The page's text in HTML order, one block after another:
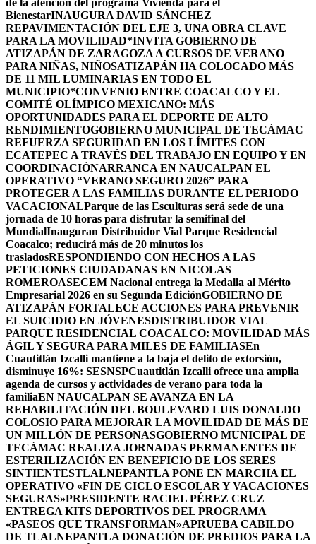
de la atención del programa Vivienda para el
BienestarINAUGURA DAVID SÁNCHEZ
REPAVIMENTACIÓN DEL EJE 3, UNA OBRA CLAVE
PARA LA MOVILIDAD*INVITA GOBIERNO DE
ATIZAPÁN DE ZARAGOZA A CURSOS DE VERANO
PARA NIÑAS, NIÑOSATIZAPÁN HA COLOCADO MÁS
DE 11 MIL LUMINARIAS EN TODO EL
MUNICIPIO*CONVENIO ENTRE COACALCO Y EL
COMITÉ OLÍMPICO MEXICANO: MÁS
OPORTUNIDADES PARA EL DEPORTE DE ALTO
RENDIMIENTOGOBIERNO MUNICIPAL DE TECÁMAC
REFUERZA SEGURIDAD EN LOS LÍMITES CON
ECATEPEC A TRAVÉS DEL TRABAJO EN EQUIPO Y EN
COORDINACIÓNARRANCA EN NAUCALPAN EL
OPERATIVO “VERANO SEGURO 2026” PARA
PROTEGER A LAS FAMILIAS DURANTE EL PERIODO
VACACIONALParque de las Esculturas será sede de una
jornada de 10 horas para disfrutar la semifinal del
MundialInauguran Distribuidor Vial Parque Residencial
Coacalco; reducirá más de 20 minutos los
trasladosRESPONDIENDO CON HECHOS A LAS
PETICIONES CIUDADANAS EN NICOLAS
ROMEROASECEM Nacional entrega la Medalla al Mérito
Empresarial 2026 en su Segunda EdiciónGOBIERNO DE
ATIZAPÁN FORTALECE ACCIONES PARA PREVENIR
EL SUICIDIO EN JÓVENESDISTRIBUIDOR VIAL
PARQUE RESIDENCIAL COACALCO: MOVILIDAD MÁS
ÁGIL Y SEGURA PARA MILES DE FAMILIASEn
Cuautitlán Izcalli mantiene a la baja el delito de extorsión,
disminuye 16%: SESNSPCuautitlán Izcalli ofrece una amplia
agenda de cursos y actividades de verano para toda la
familiaEN NAUCALPAN SE AVANZA EN LA
REHABILITACIÓN DEL BOULEVARD LUIS DONALDO
COLOSIO PARA MEJORAR LA MOVILIDAD DE MÁS DE
UN MILLÓN DE PERSONASGOBIERNO MUNICIPAL DE
TECÁMAC REALIZA JORNADAS PERMANENTES DE
ESTERILIZACIÓN EN BENEFICIO DE LOS SERES
SINTIENTESTLALNEPANTLA PONE EN MARCHA EL
OPERATIVO «FIN DE CICLO ESCOLAR Y VACACIONES
SEGURAS»PRESIDENTE RACIEL PÉREZ CRUZ
ENTREGA KITS DEPORTIVOS DEL PROGRAMA
«PASEOS QUE TRANSFORMAN»APRUEBA CABILDO
DE TLALNEPANTLA DONACIÓN DE PREDIOS PARA LA